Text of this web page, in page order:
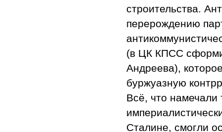
строительства.
перерождению
(в ЦК КПСС
Андреева),
буржуазную
Всё, что намечали
Сталине, смогли